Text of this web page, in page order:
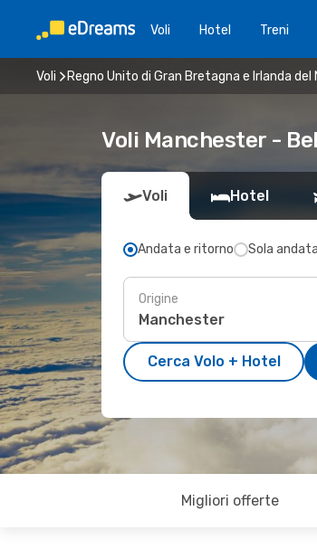
Voli Hotel Treni
Voli Regno Unito di Gran Bretagna e Irlanda del
Voli Manchester -
Voli Hotel
Andata e ritorno Sola andata
Origine
Cerca Volo + Hotel
Migliori offerte